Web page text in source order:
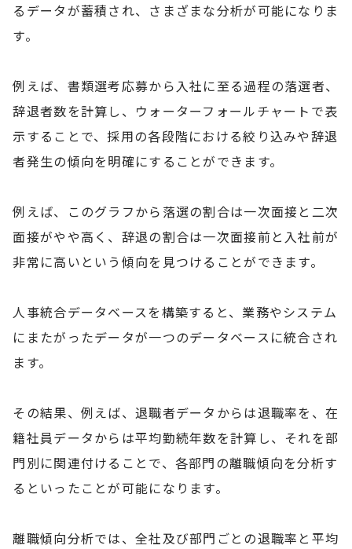
るデータが蓄積され、さまざまな分析が可能になりま
す。
例えば、書類選考応募から入社に至る過程の落選者、
辞退者数を計算し、ウォーターフォールチャートで表
示することで、採用の各段階における絞り込みや辞退
者発生の傾向を明確にすることができます。
例えば、このグラフから落選の割合は一次面接と二次
面接がやや高く、辞退の割合は一次面接前と入社前が
非常に高いという傾向を見つけることができます。
人事統合データベースを構築すると、業務やシステム
にまたがったデータが一つのデータベースに統合され
ます。
その結果、例えば、退職者データからは退職率を、在
籍社員データからは平均勤続年数を計算し、それを部
門別に関連付けることで、各部門の離職傾向を分析す
るといったことが可能になります。
離職傾向分析では、全社及び部門ごとの退職率と平均